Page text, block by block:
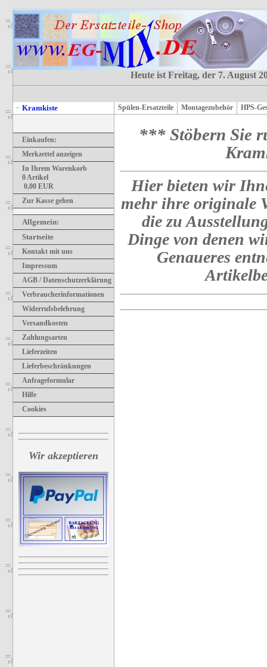
Heute ist Freitag, der 7. August
Kramkiste Spülen-Ersatzteile Montagezubehör HPS-
Einkaufen:
Merkzettel anzeigen
In Ihrem Warenkorb
0Artikel
0,00 EUR
Zur Kasse gehen
Allgemein:
Startseite
Kontakt mit uns
Impressum
AGB / Datenschutzerklärung
Verbraucherinformationen
Widerrufsbelehrung
Versandkosten
Zahlungsarten
Lieferzeiten
Lieferbeschränkungen
Anfrageformular
Hilfe
Cookies
Wir akzeptieren
*** Stöbern Sie
Hier bieten wir
mehr ihre originale
die zu
Dinge von denen
Genaueres